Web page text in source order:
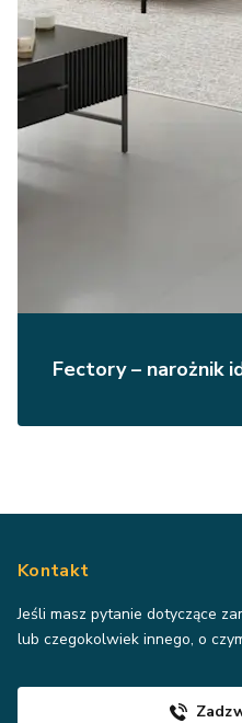
Fectory – narożnik
Kontakt
Jeśli masz pytanie dotyczące
lub czegokolwiek innego, o